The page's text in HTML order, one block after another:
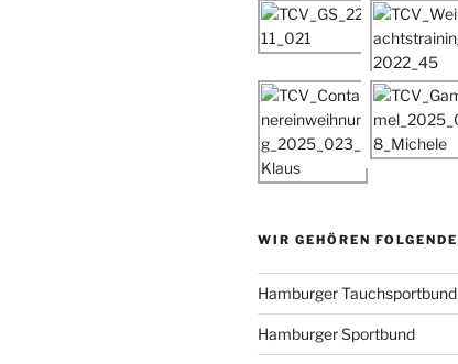
WIR GEHÖREN
Hamburger Tauchsportbund
Hamburger Sportbund